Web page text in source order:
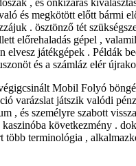
és megkötött előtt bármi
. ösztönző tét
előrehaladás gépel ,
elvesz játékgépek . Példák
és a számláz elér
Mobil Folyó
varázslat játszik valódi
, és személyre szabott
következmény .
több terminológia ,